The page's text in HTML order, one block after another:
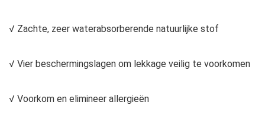
√ Zachte, zeer waterabsorberende natuurlijke stof
√ Vier beschermingslagen om lekkage veilig te voorkomen
√ Voorkom en elimineer allergieën